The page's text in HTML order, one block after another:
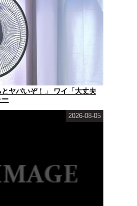
ヤバいぞ！」 ワイ「大丈夫
ー
2026-08-05